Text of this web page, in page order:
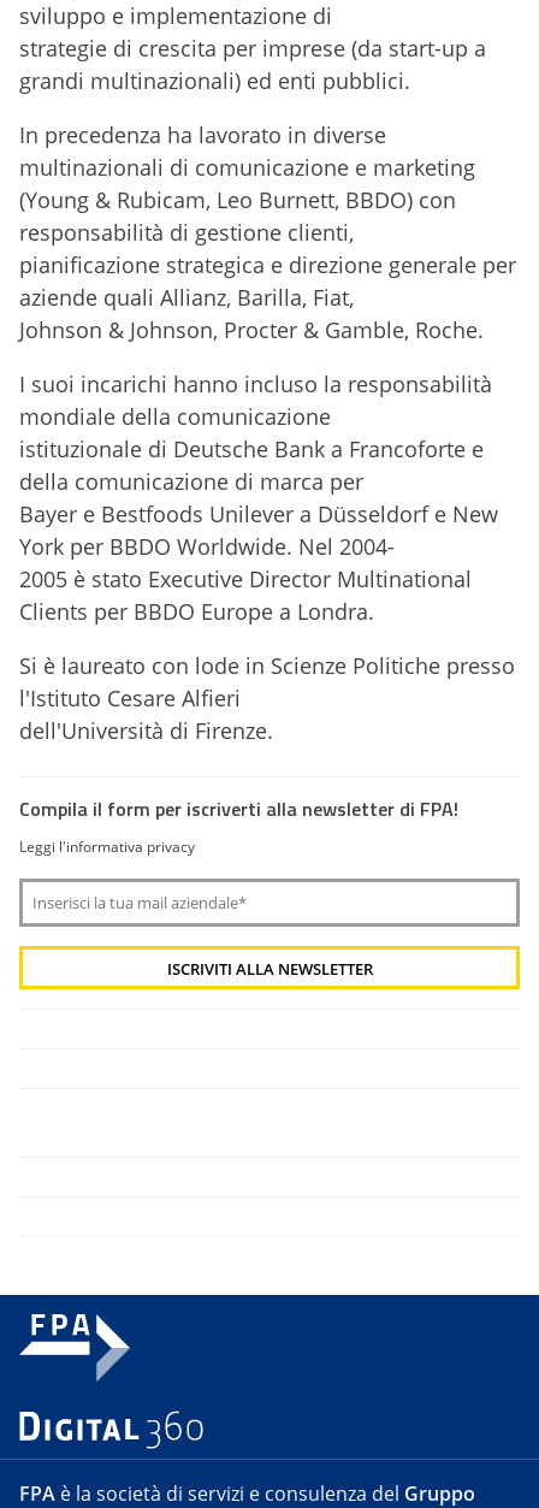
sviluppo e implementazione di
strategie di crescita per imprese (da start-up a
grandi multinazionali) ed enti pubblici.
In precedenza ha lavorato in diverse
multinazionali di comunicazione e marketing
(Young & Rubicam, Leo Burnett, BBDO) con
responsabilità di gestione clienti,
pianificazione strategica e direzione generale per
aziende quali Allianz, Barilla, Fiat,
Johnson & Johnson, Procter & Gamble, Roche.
I suoi incarichi hanno incluso la responsabilità
mondiale della comunicazione
istituzionale di Deutsche Bank a Francoforte e
della comunicazione di marca per
Bayer e Bestfoods Unilever a Düsseldorf e New
York per BBDO Worldwide. Nel 2004-
2005 è stato Executive Director Multinational
Clients per BBDO Europe a Londra.
Si è laureato con lode in Scienze Politiche presso
l'Istituto Cesare Alfieri
dell'Università di Firenze.
Compila il form per iscriverti alla newsletter di FPA!
Leggi l'informativa privacy
FPA è la società di servizi e consulenza del Gruppo